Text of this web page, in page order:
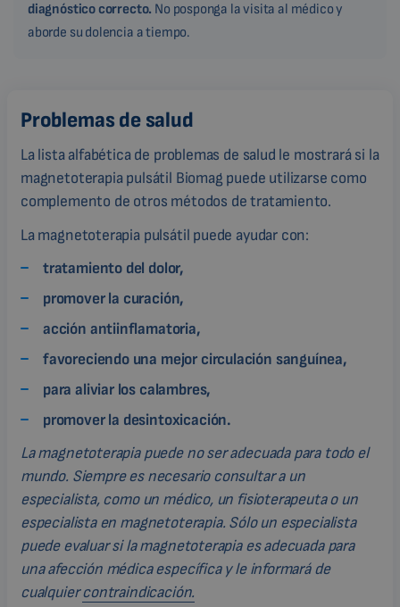
diagnóstico correcto. No posponga la visita al médico y
aborde su dolencia a tiempo.
Problemas de salud
La lista alfabética de problemas de salud le mostrará si la
magnetoterapia pulsátil Biomag puede utilizarse como
complemento de otros métodos de tratamiento.
La magnetoterapia pulsátil puede ayudar con:
tratamiento del dolor,
promover la curación,
acción antiinflamatoria,
favoreciendo una mejor circulación sanguínea,
para aliviar los calambres,
promover la desintoxicación.
La magnetoterapia puede no ser adecuada para todo el
mundo. Siempre es necesario consultar a un
especialista, como un médico, un fisioterapeuta o un
especialista en magnetoterapia. Sólo un especialista
puede evaluar si la magnetoterapia es adecuada para
una afección médica específica y le informará de
cualquiercontraindicación.